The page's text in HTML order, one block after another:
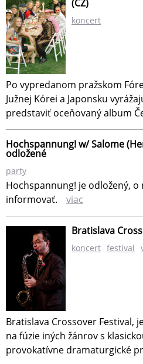
(CZ)
koncert
Po vypredanom pražskom
Južnej Kórei a Japonsku
predstaviť oceňovaný album
Hochspannung! w/ Salome
odložené
party
Hochspannung! je odložený,
informovať.
viac
Bratislava
koncert festival
Bratislava Crossover Festival,
na fúzie iných žánrov s
provokatívne dramaturgické